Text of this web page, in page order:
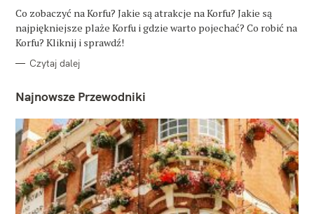
O
R
I
Co zobaczyć na Korfu? Jakie są atrakcje na Korfu? Jakie są
najpiękniejsze plaże Korfu i gdzie warto pojechać? Co robić na
Korfu? Kliknij i sprawdź!
Czytaj dalej
Najnowsze Przewodniki